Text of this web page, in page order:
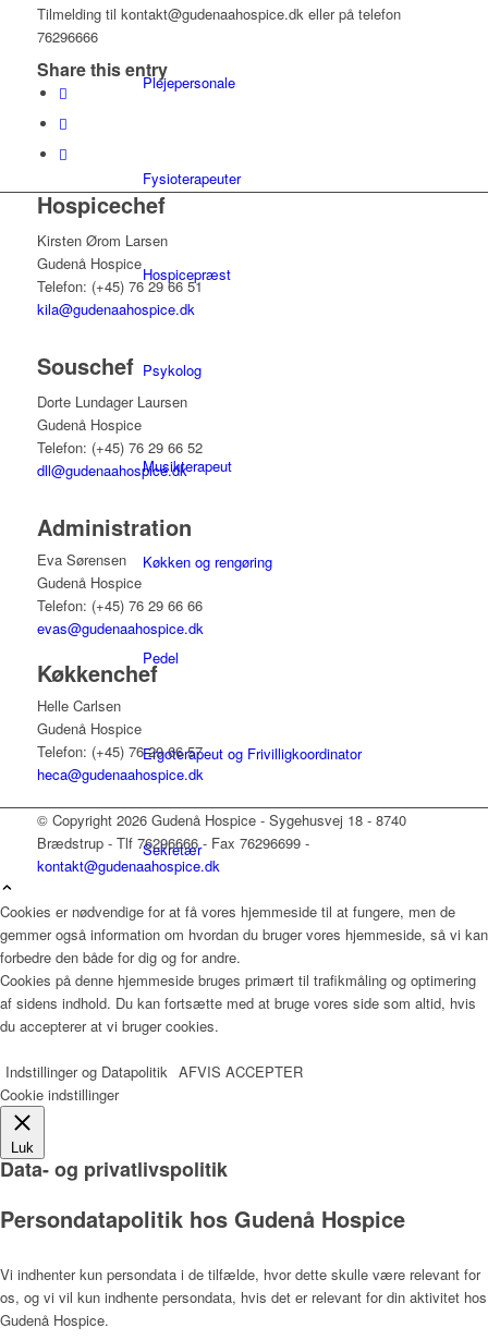
Plejepersonale
Fysioterapeuter
Hospicepræst
Psykolog
Musikterapeut
Køkken og rengøring
Pedel
Ergoterapeut og Frivilligkoordinator
Sekretær
Læger
Vedtægter
Rammer
Tilmelding til kontakt@gudenaahospice.dk eller på telefon
76296666
Share this entry
Hospicechef
Kirsten Ørom Larsen
Gudenå Hospice
Telefon: (+45) 76 29 66 51
kila@gudenaahospice.dk
Souschef
Dorte Lundager Laursen
Gudenå Hospice
Telefon: (+45) 76 29 66 52
dll@gudenaahospice.dk
Administration
Eva Sørensen
Gudenå Hospice
Telefon: (+45) 76 29 66 66
evas@gudenaahospice.dk
Køkkenchef
Helle Carlsen
Gudenå Hospice
Telefon: (+45) 76 29 66 57
heca@gudenaahospice.dk
© Copyright 2026 Gudenå Hospice - Sygehusvej 18 - 8740
Brædstrup - Tlf 76296666 - Fax 76296699 -
kontakt@gudenaahospice.dk
Cookies er nødvendige for at få vores hjemmeside til at fungere, men de
gemmer også information om hvordan du bruger vores hjemmeside, så vi kan
forbedre den både for dig og for andre.
Cookies på denne hjemmeside bruges primært til trafikmåling og optimering
af sidens indhold. Du kan fortsætte med at bruge vores side som altid, hvis
du accepterer at vi bruger cookies.
Indstillinger og Datapolitik AFVIS ACCEPTER
Cookie indstillinger
Luk
Data- og privatlivspolitik
Persondatapolitik hos Gudenå Hospice
Vi indhenter kun persondata i de tilfælde, hvor dette skulle være relevant for
os, og vi vil kun indhente persondata, hvis det er relevant for din aktivitet hos
Gudenå Hospice.